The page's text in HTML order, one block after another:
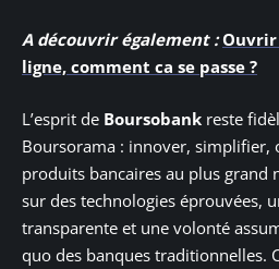
A découvrir également : Ouvrir
ligne, comment ca se passe ?
L’esprit de Boursobank reste
Boursorama : innover, simplifier,
produits bancaires au plus grand
sur des technologies éprouvées,
transparente et une volonté
quo des banques traditionnelles.